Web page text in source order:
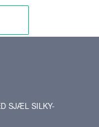
SJÆL SILKY-